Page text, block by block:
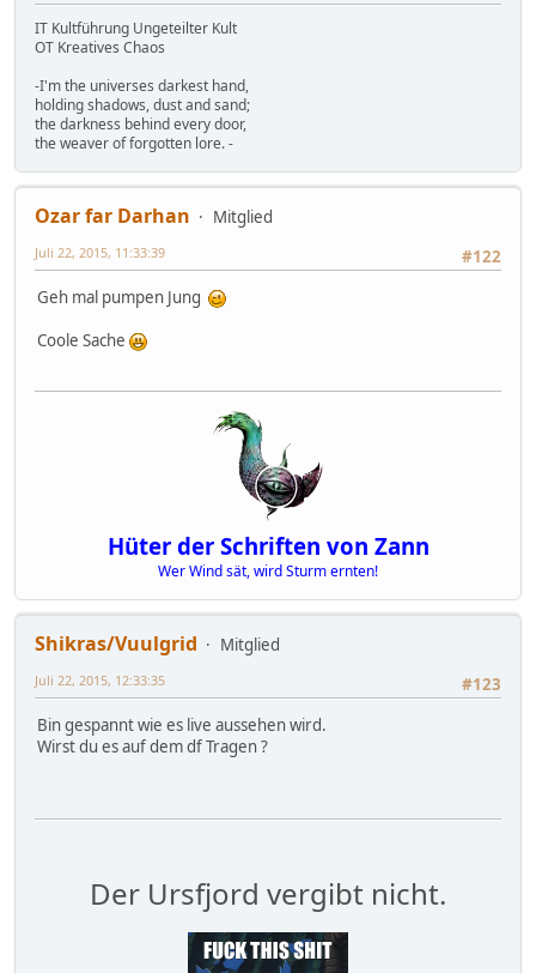
IT Kultführung Ungeteilter Kult
OT Kreatives Chaos
-I'm the universes darkest hand,
holding shadows, dust and sand;
the darkness behind every door,
the weaver of forgotten lore. -
Ozar far Darhan
Mitglied
#122
Juli 22, 2015, 11:33:39
Geh mal pumpen Jung
Coole Sache
Hüter der Schriften von Zann
Wer Wind sät, wird Sturm ernten!
Shikras/Vuulgrid
Mitglied
#123
Juli 22, 2015, 12:33:35
Bin gespannt wie es live aussehen wird.
Wirst du es auf dem df Tragen ?
Der Ursfjord vergibt nicht.